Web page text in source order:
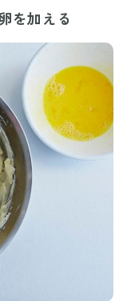
を加える